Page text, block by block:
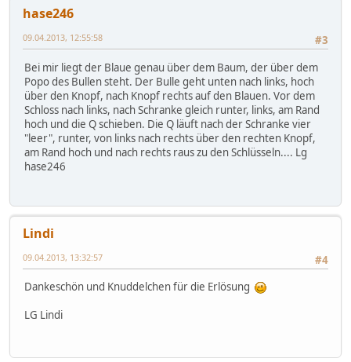
hase246
#3
09.04.2013, 12:55:58
Bei mir liegt der Blaue genau über dem Baum, der über dem
Popo des Bullen steht. Der Bulle geht unten nach links, hoch
über den Knopf, nach Knopf rechts auf den Blauen. Vor dem
Schloss nach links, nach Schranke gleich runter, links, am Rand
hoch und die Q schieben. Die Q läuft nach der Schranke vier
"leer", runter, von links nach rechts über den rechten Knopf,
am Rand hoch und nach rechts raus zu den Schlüsseln.... Lg
hase246
Lindi
#4
09.04.2013, 13:32:57
Dankeschön und Knuddelchen für die Erlösung
LG Lindi